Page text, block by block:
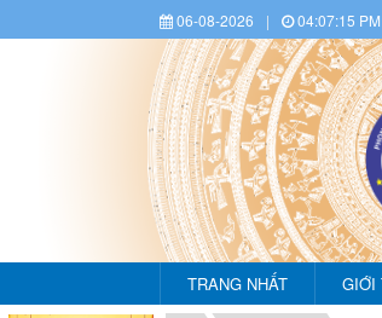
06-08-2026 | 04:07:16 PM
TRANG NHẤT GIỚI